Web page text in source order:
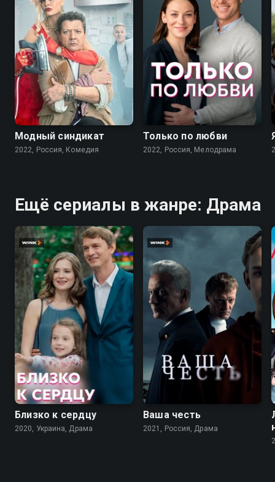
7.6
Модный синдикат
2022, Россия, Комедия
Только по любви
2022, Россия, Мелодрама
Ещё сериалы в жанре: Драма
7.1
Близко к сердцу
2020, Украина, Драма
8.2 7.2
Ваша честь
2021, Россия, Драма